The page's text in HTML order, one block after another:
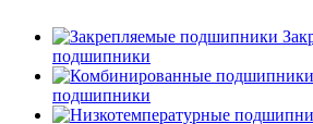
подшипники
подшипники